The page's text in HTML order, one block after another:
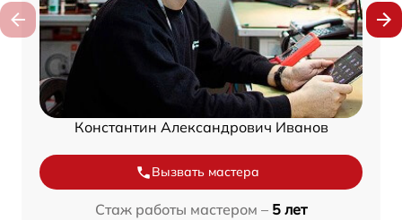
Константин Александрович Иванов
Вызвать мастера
Стаж работы мастером – 5 лет